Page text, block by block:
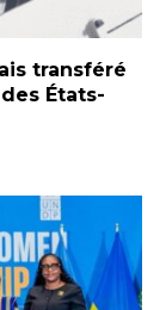
transféré
États-